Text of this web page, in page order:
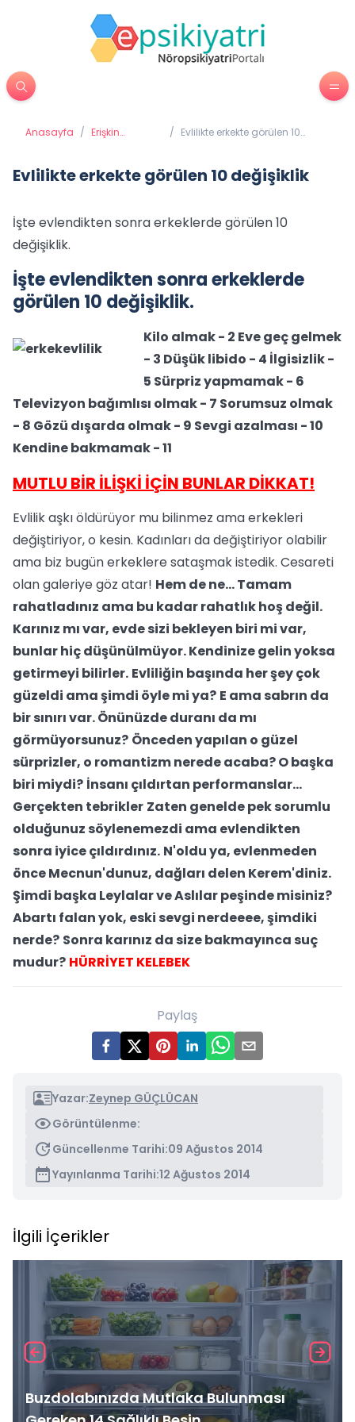
Anasayfa / Erişkin
/ Evlilikte erkekte görülen 10
Evlilikte erkekte görülen 10 değişiklik
İşte evlendikten sonra erkeklerde görülen 10
değişiklik.
İşte evlendikten sonra erkeklerde
görülen 10 değişiklik.
Kilo almak - 2 Eve geç gelmek
- 3 Düşük libido - 4 İlgisizlik -
5 Sürpriz yapmamak - 6
Televizyon bağımlısı olmak - 7 Sorumsuz olmak
- 8 Gözü dışarda olmak - 9 Sevgi azalması - 10
Kendine bakmamak - 11
MUTLU BİR İLİŞKİ İÇİN BUNLAR DİKKAT!
Evlilik aşkı öldürüyor mu bilinmez ama erkekleri
değiştiriyor, o kesin. Kadınları da değiştiriyor olabilir
ama biz bugün erkeklere sataşmak istedik. Cesareti
olan galeriye göz atar! Hem de ne... Tamam
rahatladınız ama bu kadar rahatlık hoş değil.
Karınız mı var, evde sizi bekleyen biri mi var,
bunlar hiç düşünülmüyor. Kendinize gelin yoksa
getirmeyi bilirler. Evliliğin başında her şey çok
güzeldi ama şimdi öyle mi ya? E ama sabrın da
bir sınırı var. Önünüzde duranı da mı
görmüyorsunuz? Önceden yapılan o güzel
sürprizler, o romantizm nerede acaba? O başka
biri miydi? İnsanı çıldırtan performanslar...
Gerçekten tebrikler Zaten genelde pek sorumlu
olduğunuz söylenemezdi ama evlendikten
sonra iyice çıldırdınız. N'oldu ya, evlenmeden
önce Mecnun'dunuz, dağları delen Kerem'diniz.
Şimdi başka Leylalar ve Aslılar peşinde misiniz?
Abartı falan yok, eski sevgi nerdeeee, şimdiki
nerde? Sonra karınız da size bakmayınca suç
mudur? HÜRRİYET KELEBEK
Paylaş
Yazar:Zeynep GÜÇLÜCAN
Görüntülenme:
Güncellenme Tarihi:09 Ağustos 2014
Yayınlanma Tarihi:12 Ağustos 2014
İlgili İçerikler
Buzdolabınızda Mutlaka Bulunması